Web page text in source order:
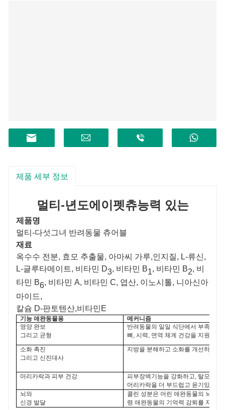
제품 세부 정보
멀티 -년도에이 펫츄능력 있는
제품명
멀티 -다섯 그녀 반려동물 츄어블
재료
옥수수 전분, 효모 추출물, 아마씨 가루,인지질, L-류신,
L-글루타메이트, 비타민 D3, 비타민 B1, 비타민 B2, 비
타민 B6, 비타민 A, 비타민 C, 엽산, 이노시톨, 니아신아
마이드,
칼슘 D-판토텐산,비타민E
기능 애완동물용
메커니즘
영양 완보
그리고 균형
반려동물의 일일 식단에서 부족할
뼈, 시력, 면역 체계 건강을 지원합니
소화 촉진
그리고 신진대사
지방을 분해하고 소화를 개선하며,
머리카락과 피부 건강
피부장벽기능을 강화하고, 탈모, 비
머리카락을 더 부드럽고 윤기있게
뇌와
신경 발달
콜린 성분은 어린 애완동물의 뇌 발
령 애완동물의 기억력 감퇴를 지연